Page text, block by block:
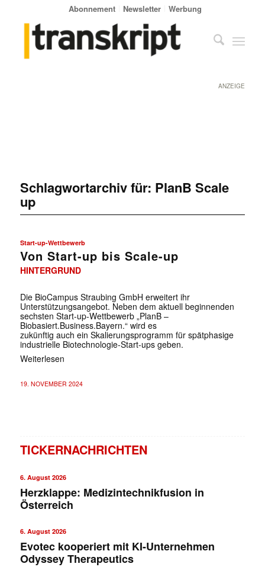
Abonnement Newsletter Werbung
ANZEIGE
Schlagwortarchiv für: PlanB Scale
up
Start-up-Wettbewerb
Von Start-up bis Scale-up
HINTERGRUND
Die BioCampus Straubing GmbH erweitert ihr
Unterstützungs­angebot. Neben dem aktuell beginnenden
sechsten Start-up-Wettbewerb „PlanB –
Biobasiert.Business.Bayern.“ wird es
zukünftig auch ein Skalierungsprogramm für spätphasige
industrielle Biotechnologie-Start-ups geben.
Weiterlesen
19. NOVEMBER 2024
TICKERNACHRICHTEN
6. August 2026
Herzklappe: Medizintechnikfusion in
Österreich
6. August 2026
Evotec kooperiert mit KI-Unternehmen
Odyssey Therapeutics